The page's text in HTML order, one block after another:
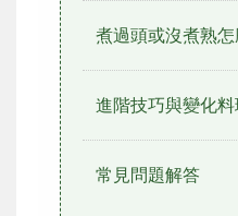
煮過頭或沒煮熟
進階技巧與變化料
常見問題解答